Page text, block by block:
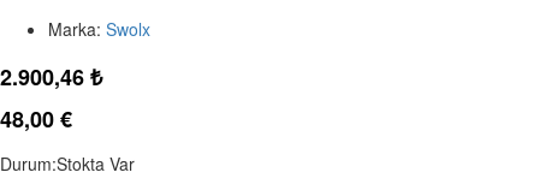
Marka: Swolx
2.900,46₺
48,00€
Durum:Stokta Var